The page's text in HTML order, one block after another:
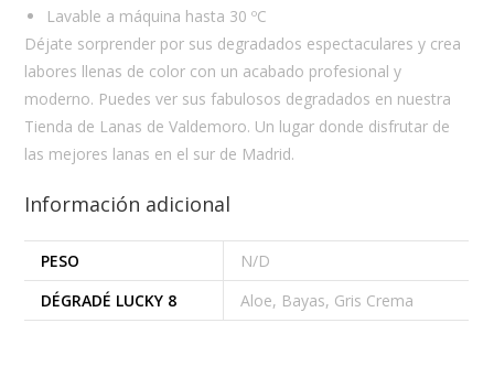
Lavable a máquina hasta 30 ºC
Déjate sorprender por sus degradados espectaculares y crea
labores llenas de color con un acabado profesional y
moderno. Puedes ver sus fabulosos degradados en nuestra
Tienda de Lanas de Valdemoro. Un lugar donde disfrutar de
las mejores lanas en el sur de Madrid.
Información adicional
PESO
N/D
DÉGRADÉ LUCKY 8
Aloe, Bayas, Gris Crema